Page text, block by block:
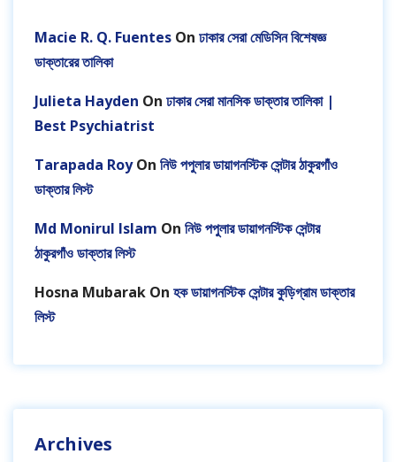
Macie R. Q. Fuentes On ঢাকার সেরা মেডিসিন বিশেষজ্ঞ
ডাক্তারের তালিকা
Julieta Hayden On ঢাকার সেরা মানসিক ডাক্তার তালিকা |
Best Psychiatrist
Tarapada RoyOn নিউ পপুলার ডায়াগনস্টিক সেন্টার ঠাকুরগাঁও
ডাক্তার লিস্ট
Md Monirul Islam On নিউ পপুলার ডায়াগনস্টিক সেন্টার
ঠাকুরগাঁও ডাক্তার লিস্ট
Hosna Mubarak On হক ডায়াগনস্টিক সেন্টার কুড়িগ্রাম ডাক্তার
লিস্ট
Archives